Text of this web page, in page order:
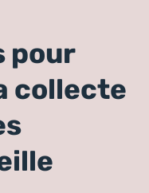
pour
collecte